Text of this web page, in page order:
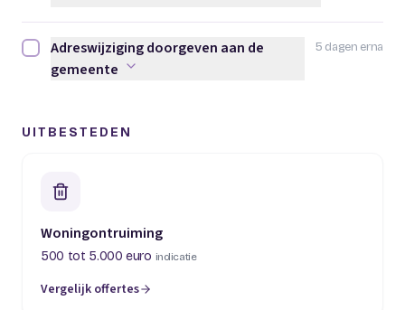
5 dagen erna
Adreswijziging doorgeven aan de gemeente afvinken
Adreswijziging doorgeven aan de
gemeente
UITBESTEDEN
Woningontruiming
500 tot 5.000 euro indicatie
Vergelijk offertes
(opent in een nieuw tabblad)